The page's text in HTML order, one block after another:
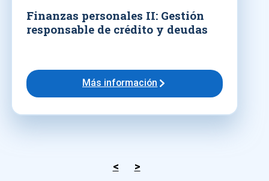
Finanzas personales II: Gestión
responsable de crédito y deudas
Más información
< >